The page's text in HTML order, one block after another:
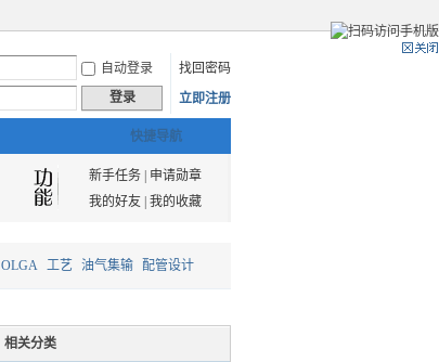
自动登录
找回密码
登录 立即注册
快捷导航
新手任务|
申请勋章
我的好友| 我的收藏
OLGA 工艺 油气集输 配管设计
相关分类